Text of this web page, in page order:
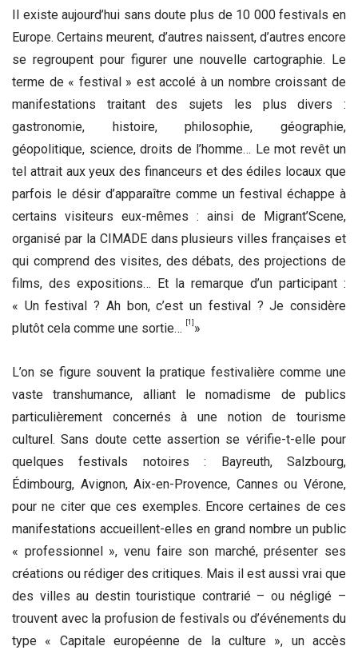
Il existe aujourd’hui sans doute plus de 10 000 festivals en
Europe. Certains meurent, d’autres naissent, d’autres encore
se regroupent pour figurer une nouvelle cartographie. Le
terme de « festival » est accolé à un nombre croissant de
manifestations traitant des sujets les plus divers :
gastronomie, histoire, philosophie, géographie,
géopolitique, science, droits de l’homme… Le mot revêt un
tel attrait aux yeux des financeurs et des édiles locaux que
parfois le désir d’apparaître comme un festival échappe à
certains visiteurs eux-mêmes : ainsi de Migrant’Scene,
organisé par la CIMADE dans plusieurs villes françaises et
qui comprend des visites, des débats, des projections de
films, des expositions… Et la remarque d’un participant :
« Un festival ? Ah bon, c’est un festival ? Je considère
plutôt cela comme une sortie…
[1] »
L’on se figure souvent la pratique festivalière comme une
vaste transhumance, alliant le nomadisme de publics
particulièrement concernés à une notion de tourisme
culturel. Sans doute cette assertion se vérifie-t-elle pour
quelques festivals notoires : Bayreuth, Salzbourg,
Édimbourg, Avignon, Aix-en-Provence, Cannes ou Vérone,
pour ne citer que ces exemples. Encore certaines de ces
manifestations accueillent-elles en grand nombre un public
« professionnel », venu faire son marché, présenter ses
créations ou rédiger des critiques. Mais il est aussi vrai que
des villes au destin touristique contrarié – ou négligé –
trouvent avec la profusion de festivals ou d’événements du
type « Capitale européenne de la culture », un accès